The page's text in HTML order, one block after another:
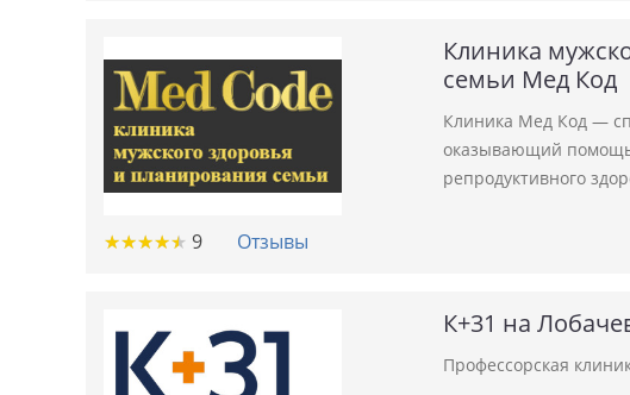
★★★★★
★★★★★ 9 Отзывы
Клиника
семьи Мед Код
Клиника Мед Код —
оказывающий помощь
репродуктивного
К+31 на
Профессорская